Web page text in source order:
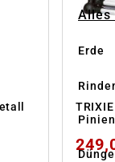
Alles
Erde